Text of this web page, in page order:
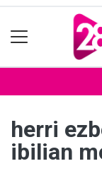
herri
ibilian